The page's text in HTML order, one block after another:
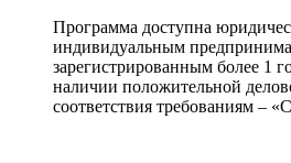
Программа доступна
индивидуальным
зарегистрированным более 1
наличии положительной
соответствия требованиям –